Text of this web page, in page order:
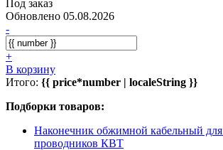
Под заказ
Обновлено 05.08.2026
-
+
В корзину
Итого: {{ price*number | localeString }}
Подборки товаров:
Наконечник обжимной кабельный
проводников КВТ